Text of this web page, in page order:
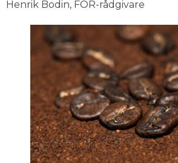
Henrik Bodin, FOR-rådgivare